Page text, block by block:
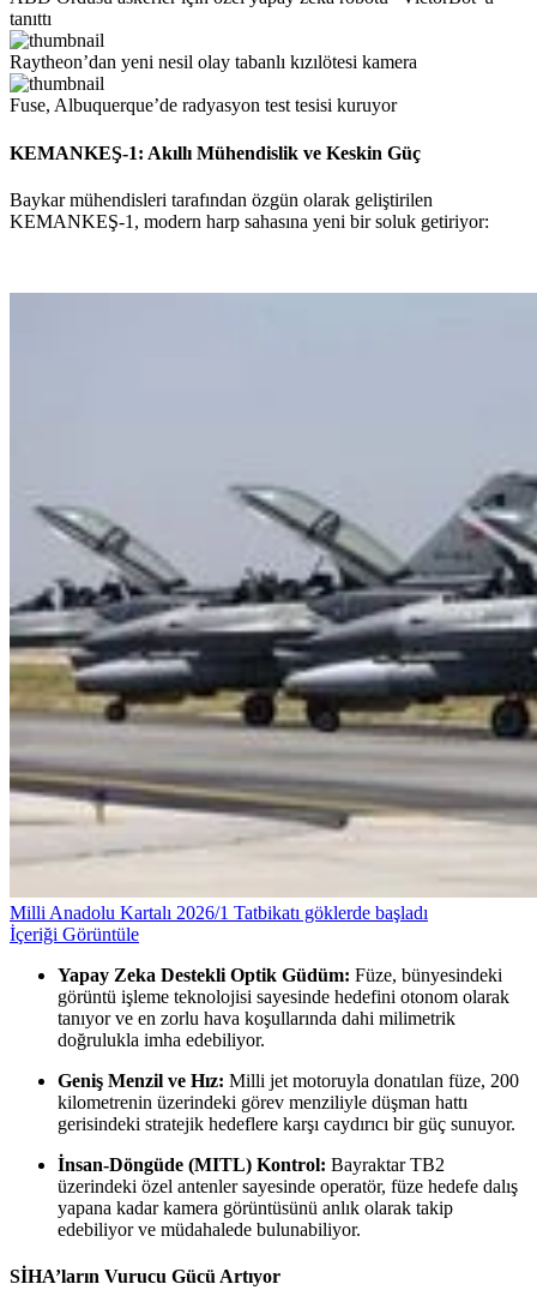
tanıttı
Raytheon’dan yeni nesil olay tabanlı kızılötesi kamera
Fuse, Albuquerque’de radyasyon test tesisi kuruyor
KEMANKEŞ-1: Akıllı Mühendislik ve Keskin Güç
Baykar mühendisleri tarafından özgün olarak geliştirilen
KEMANKEŞ-1, modern harp sahasına yeni bir soluk getiriyor:
Milli Anadolu Kartalı 2026/1 Tatbikatı göklerde başladı
İçeriği Görüntüle
Yapay Zeka Destekli Optik Güdüm: Füze, bünyesindeki
görüntü işleme teknolojisi sayesinde hedefini otonom olarak
tanıyor ve en zorlu hava koşullarında dahi milimetrik
doğrulukla imha edebiliyor.
Geniş Menzil ve Hız: Milli jet motoruyla donatılan füze, 200
kilometrenin üzerindeki görev menziliyle düşman hattı
gerisindeki stratejik hedeflere karşı caydırıcı bir güç sunuyor.
İnsan-Döngüde (MITL) Kontrol: Bayraktar TB2
üzerindeki özel antenler sayesinde operatör, füze hedefe dalış
yapana kadar kamera görüntüsünü anlık olarak takip
edebiliyor ve müdahalede bulunabiliyor.
SİHA’ların Vurucu Gücü Artıyor